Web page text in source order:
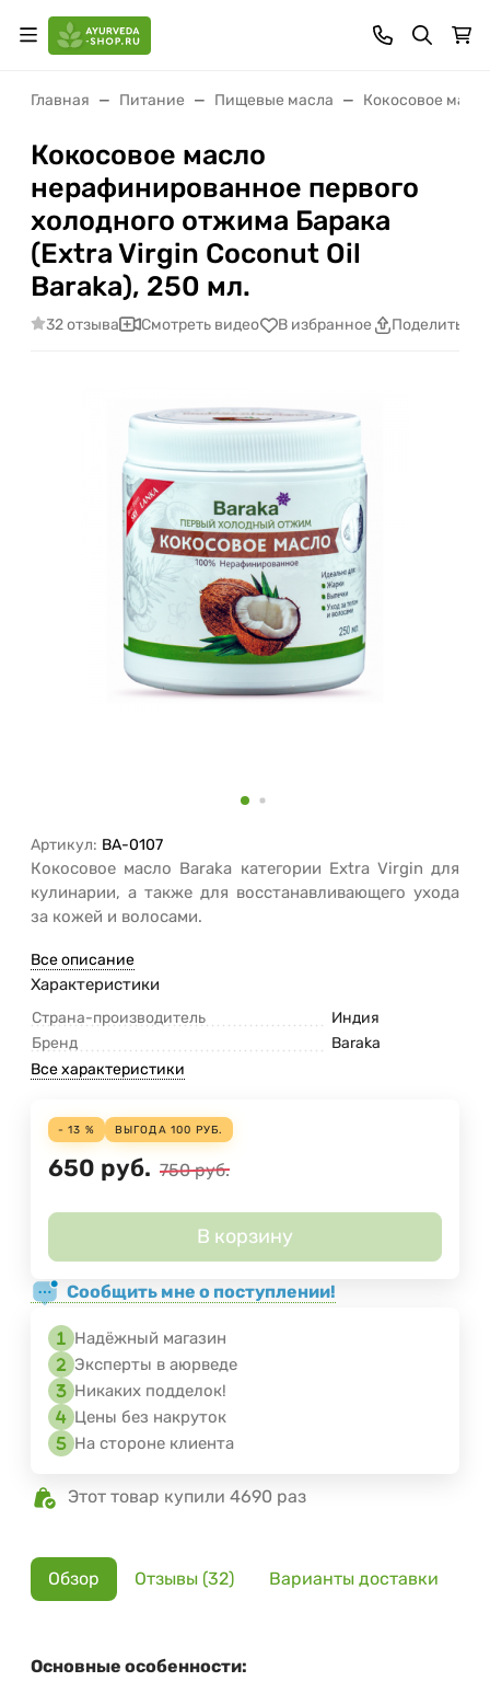
Главная Питание Пищевые масла Кокосовое
Кокосовое масло
нерафинированное первого
холодного отжима Барака
(Extra Virgin Coconut Oil
Baraka), 250 мл.
32 отзыва Смотреть видео В избранное Поделиться
Артикул: BA-0107
Кокосовое масло Baraka категории Extra Virgin для
кулинарии, а также для восстанавливающего ухода
за кожей и волосами.
Все описание
Характеристики
Страна-производитель
Индия
Бренд
Baraka
Все характеристики
- 13 % ВЫГОДА 100 РУБ.
650 руб. 750 руб.
В корзину
Сообщить мне о поступлении!
Надёжный магазин
Эксперты в аюрведе
Никаких подделок!
Цены без накруток
На стороне клиента
Этот товар купили 4690 раз
Обзор Отзывы (32) Варианты доставки
Основные особенности: